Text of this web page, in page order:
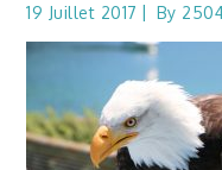
19 Juillet 2017 By